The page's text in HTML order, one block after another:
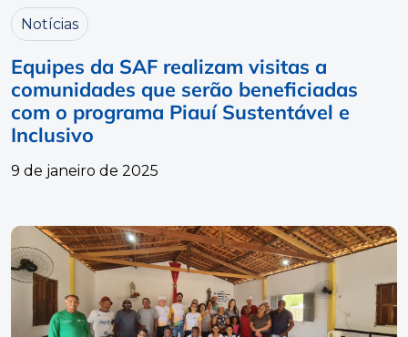
Notícias
Equipes da SAF realizam visitas a
comunidades que serão beneficiadas
com o programa Piauí Sustentável e
Inclusivo
9 de janeiro de 2025